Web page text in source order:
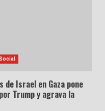
Social
Israel en Gaza pone
Trump y agrava la